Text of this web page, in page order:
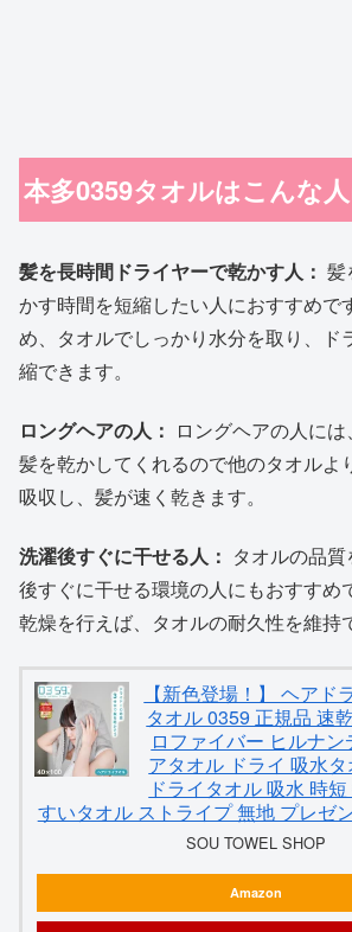
本多0359タオルはこんな
髪を長時間ドライヤーで乾かす人： 髪
かす時間を短縮したい人におすすめで
め、タオルでしっかり水分を取り、ド
縮できます。
ロングヘアの人： ロングヘアの人には
髪を乾かしてくれるので他のタオルよ
吸収し、髪が速く乾きます。
洗濯後すぐに干せる人： タオルの品
後すぐに干せる環境の人にもおすすめ
乾燥を行えば、タオルの耐久性を維持
【新色登場！】 ヘアド
タオル 0359 正規品 速
ロファイバー ヒルナ
アタオル ドライ 吸水
ドライタオル 吸水 時
すいタオル ストライプ 無地 プレゼ
SOU TOWEL SHOP
Amazon